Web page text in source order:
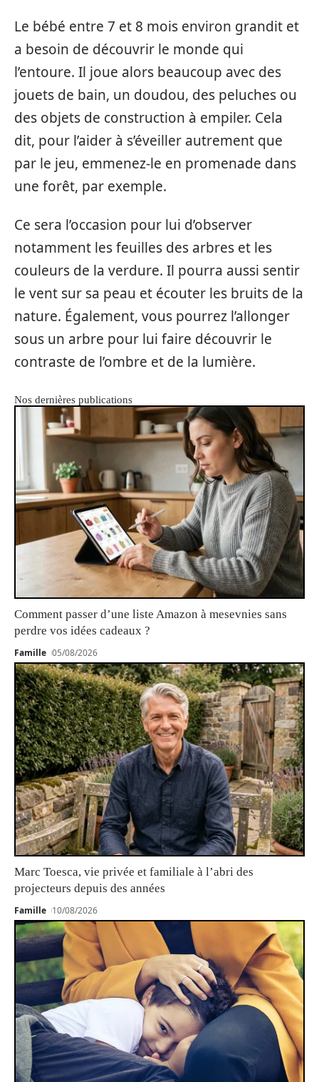
Le bébé entre 7 et 8 mois environ grandit et
a besoin de découvrir le monde qui
l’entoure. Il joue alors beaucoup avec des
jouets de bain, un doudou, des peluches ou
des objets de construction à empiler. Cela
dit, pour l’aider à s’éveiller autrement que
par le jeu, emmenez-le en promenade dans
une forêt, par exemple.
Ce sera l’occasion pour lui d’observer
notamment les feuilles des arbres et les
couleurs de la verdure. Il pourra aussi sentir
le vent sur sa peau et écouter les bruits de la
nature. Également, vous pourrez l’allonger
sous un arbre pour lui faire découvrir le
contraste de l’ombre et de la lumière.
Nos dernières publications
Comment passer d’une liste Amazon à mesevnies sans
perdre vos idées cadeaux ?
Famille 05/08/2026
Marc Toesca, vie privée et familiale à l’abri des
projecteurs depuis des années
Famille 10/08/2026